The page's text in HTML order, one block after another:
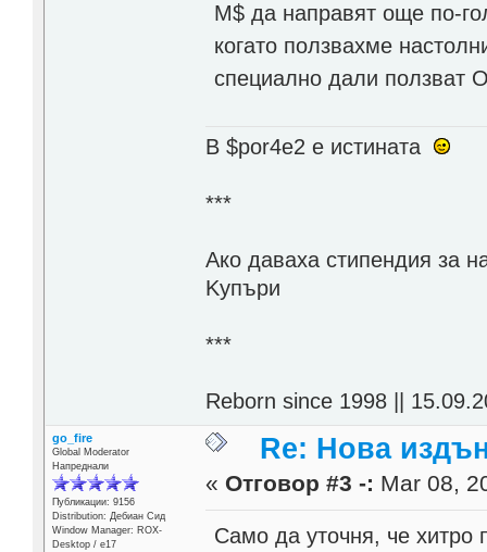
М$ да направят още по-
когато ползвахме
специално дали ползват
В $por4e2 e истината
***
Aко даваха стипендия за
Kупъри
***
Reborn since 1998 ||
go_fire
Global Moderator
Напреднали
Публикации: 9156
Distribution: Дебиан Сид
Window Manager: ROX-
Desktop / е17
Re: Нова
« Отговор #3 -: Mar 08,
Само да уточня, че хитро